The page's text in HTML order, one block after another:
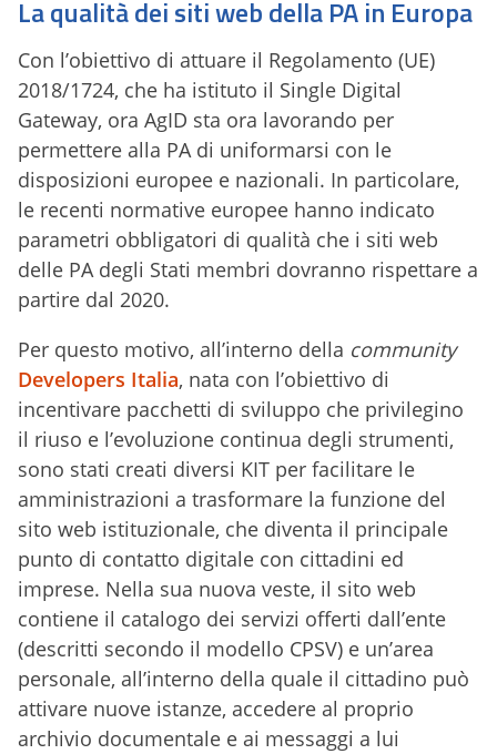
La qualità dei siti web della PA in Europa
Con l’obiettivo di attuare il Regolamento (UE)
2018/1724, che ha istituto il Single Digital
Gateway, ora AgID sta ora lavorando per
permettere alla PA di uniformarsi con le
disposizioni europee e nazionali. In particolare,
le recenti normative europee hanno indicato
parametri obbligatori di qualità che i siti web
delle PA degli Stati membri dovranno rispettare a
partire dal 2020.
Per questo motivo, all’interno della community
Developers Italia, nata con l’obiettivo di
incentivare pacchetti di sviluppo che privilegino
il riuso e l’evoluzione continua degli strumenti,
sono stati creati diversi KIT per facilitare le
amministrazioni a trasformare la funzione del
sito web istituzionale, che diventa il principale
punto di contatto digitale con cittadini ed
imprese. Nella sua nuova veste, il sito web
contiene il catalogo dei servizi offerti dall’ente
(descritti secondo il modello CPSV) e un’area
personale, all’interno della quale il cittadino può
attivare nuove istanze, accedere al proprio
archivio documentale e ai messaggi a lui